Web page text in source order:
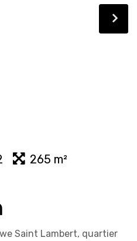
265 m²
Saint Lambert, quartier